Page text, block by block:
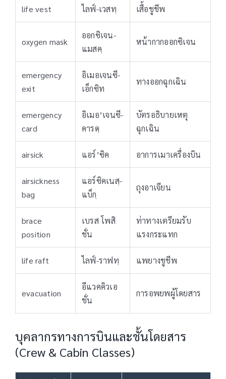
life vest ไลฟ์-เวสทฺ เสื้อชูชีพ
oxygen mask
ออกซิเจน-
แมสคฺ
หน้ากากออกซิเจน
emergency
exit
อิเมอเจนซี-
เอ็กซิท
ทางออกฉุกเฉิน
emergency
card
อิเมอ’เจนซี-
คารดฺ
บัตรอธิบายเหตุ
ฉุกเฉิน
airsick แอร์’ซิค อาการเมาเครื่องบิน
airsickness
bag
แอร์ซิคเนสฺ-
แบ็กฺ
ถุงอาเจียน
brace
position
เบรส โพสิ
ชั่น
ท่าทางเตรียมรับ
แรงกระแทก
life raft ไลฟ์-ราฟทฺ แพยางชูชีพ
evacuation
อีแวคคิวเอ
ชั่น
การอพยพผู้โดยสาร
บุคลากรทางการบินและชั้นโดยสาร
(Crew & Cabin Classes)